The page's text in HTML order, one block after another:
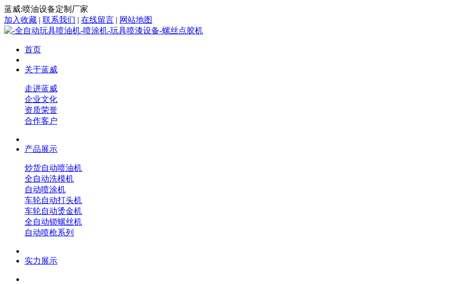
蓝威:喷油设备定制厂家
加入收藏 | 联系我们 | 在线留言 | 网站地图
首页
关于蓝威
走进蓝威
企业文化
资质荣誉
合作客户
产品展示
炒货自动喷油机
全自动洗模机
自动喷涂机
车轮自动打头机
车轮自动烫金机
全自动锁螺丝机
自动喷枪系列
实力展示